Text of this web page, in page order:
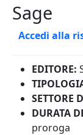
Sage
Accedi alla
EDITORE:
SETTORE
DURATA
proroga